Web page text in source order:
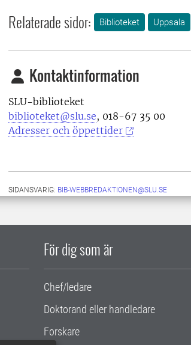
Relaterade sidor: Biblioteket Uppsala
Kontaktinformation
SLU-biblioteket
biblioteket@slu.se, 018-67 35 00
Adresser och öppettider
SIDANSVARIG: BIB-WEBBREDAKTIONEN@SLU.SE
För dig som är
Chef/ledare
Doktorand eller handledare
Forskare